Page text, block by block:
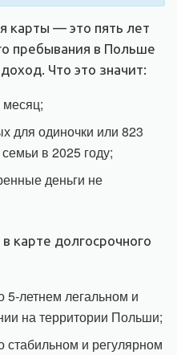
карты — это пять лет
пребывания в Польше
Что это значит:
для одиночки или 823
в 2025 году;
деньги не
карте долгосрочного
5-летнем легальном и
на территории Польши;
и регулярном